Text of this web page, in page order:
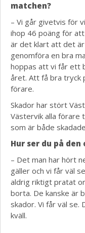
matchen?
– Vi går givetvis för
ihop 46 poäng för
är det klart att det är
genomföra en bra
hoppas att vi får ett
året. Att få bra tryck
förare.
Skador har stört
Västervik alla förare
som är både
Hur ser du på
– Det man har hört
gäller och vi får väl
aldrig riktigt pratat
borta. De kanske är
skador. Vi får väl se.
kväll.